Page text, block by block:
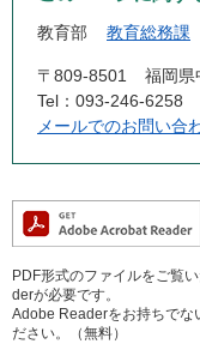
教育部 教育総務課
〒809-8501
福岡県
Tel：093-246-6258
メールでのお問い合
PDF形式のファイルをご覧
derが必要です。
Adobe Readerをお持ちでな
ださい。（無料）